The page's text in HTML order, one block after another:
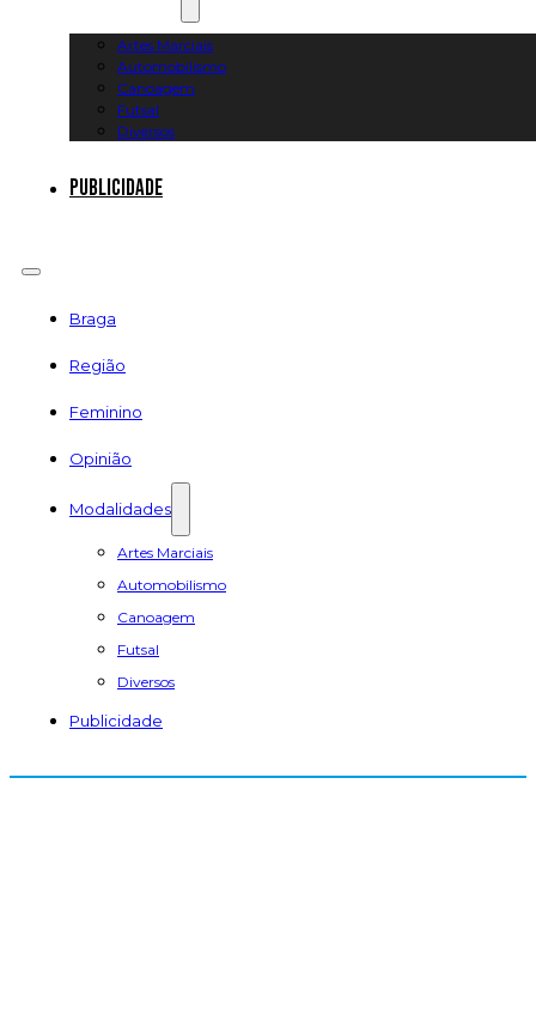
Artes Marciais
Automobilismo
Canoagem
Futsal
Diversos
Publicidade
Braga
Região
Feminino
Opinião
Modalidades
Artes Marciais
Automobilismo
Canoagem
Futsal
Diversos
Publicidade